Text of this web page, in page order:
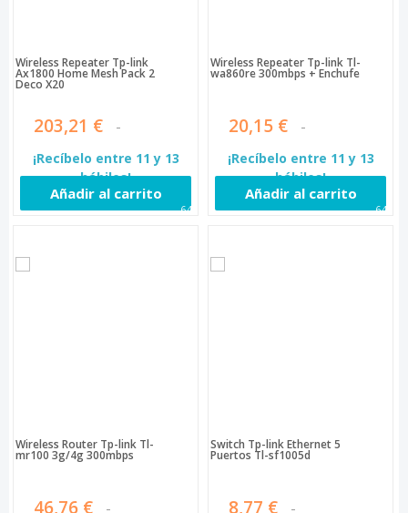
Wireless Repeater Tp-link
Ax1800 Home Mesh Pack 2
Deco X20
203,21 €
¡Recíbelo entre 11 y 13
hábiles!
Añadir al carrito
640
Wireless Repeater Tp-link Tl-
wa860re 300mbps + Enchufe
20,15 €
¡Recíbelo entre 11 y 13
hábiles!
Añadir al carrito
642
Wireless Router Tp-link Tl-
mr100 3g/4g 300mbps
46,76 €
Switch Tp-link Ethernet 5
Puertos Tl-sf1005d
8,77 €